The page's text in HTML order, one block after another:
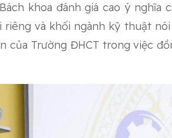
khoa đánh giá cao ý
và khối ngành kỹ thuật
của Trường ĐHCT trong việc